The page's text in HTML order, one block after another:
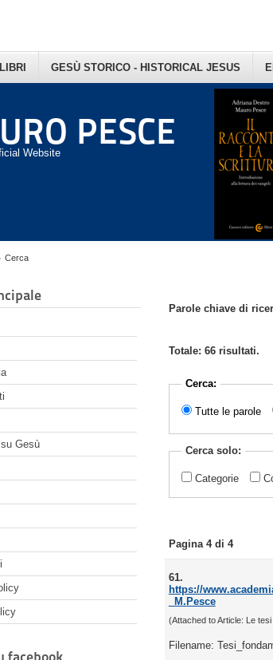
PESCE
Website
LIBRI GESÙ STORICO - HISTORICAL JESUS
Cerca
Gesù
Parole chiave di
Totale: 66 risultati.
Cerca:
Tutte le parole
Cerca solo:
Categorie
Pagina 4 di 4
61.
https://
_M.Pesce
(Attached to Article: Le
Filename: